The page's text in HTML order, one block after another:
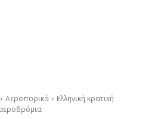
Αεροπορικά
Ελληνική κρατική